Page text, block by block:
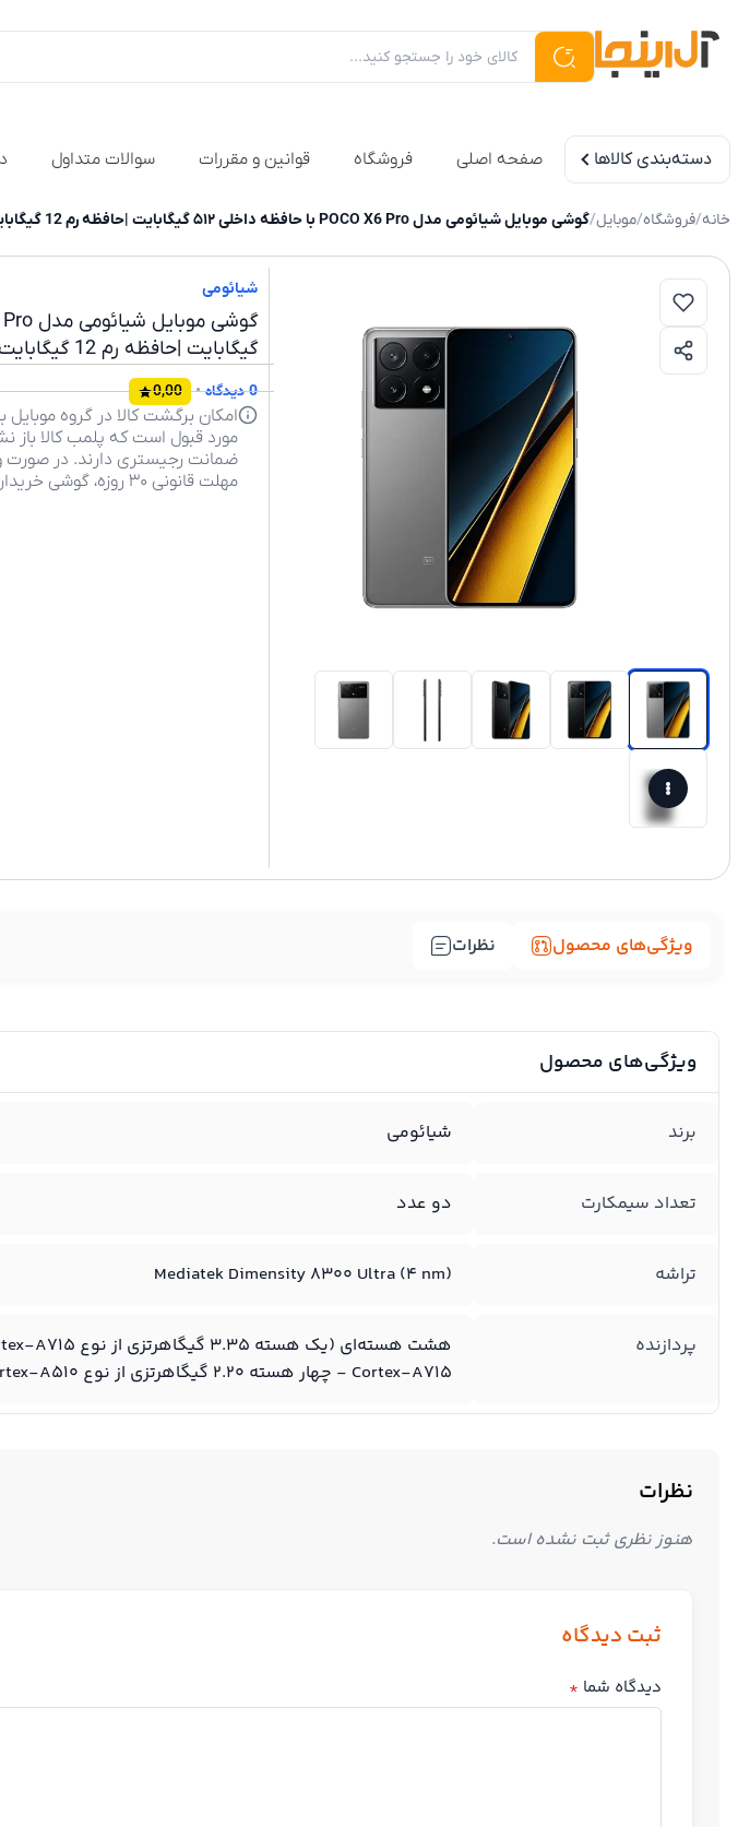
دسته‌بندی کالاها صفحه اصلی فروشگاه قوانین و مقررات سوالات متداول
خانه/فروشگاه/موبایل/گوشی موبایل شیائومی مدل POCO X6 Pro با حافظه داخلی ۵۱۲ گیگابایت |حافظه رم 12 گیگابایت
شیائومی
گیگابایت |حافظه رم 12 گیگابایت
0 دیدگاه •
0,00
امکان برگشت کالا در گروه موبایل
مورد قبول است که پلمب کالا باز
ضمانت رجیستری دارند. در صورت
مهلت قانونی ۳۰ روزه، گوشی خریداری‌شده را مرجوع کنید.
ویژگی‌های محصول نظرات
ویژگی‌های محصول
برند شیائومی
تعداد سیمکارت دو عدد
تراشه Mediatek Dimensity ۸۳۰۰ Ultra (۴ nm)
پردازنده
Cortex-A۷۱۵ - چهار هسته ۲.۲۰ گیگاهرتزی از نوع Cortex-A۵۱۰)
نظرات
هنوز نظری ثبت نشده است.
ثبت دیدگاه
دیدگاه شما *